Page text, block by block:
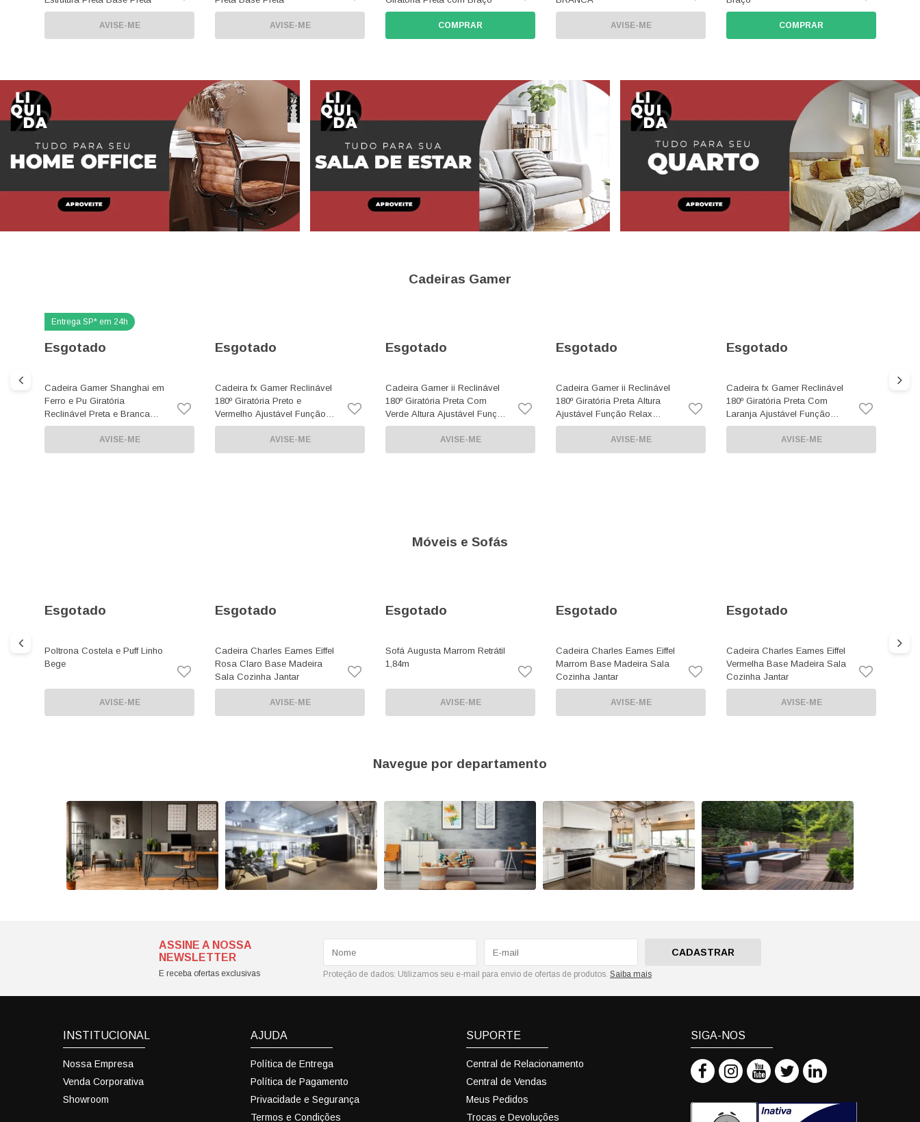
AVISE-ME AVISE-ME COMPRAR AVISE-ME COMPRAR
Cadeiras Gamer
Esgotado
Cadeira Gamer Shanghai em
Ferro e Pu Giratória
Reclinável Preta e Branca
com Braço
AVISE-ME
Esgotado
Cadeira fx Gamer Reclinável
180º Giratória Preto e
Vermelho Ajustável Função
Relax Rodas Anti Risco
AVISE-ME
Esgotado
Cadeira Gamer ii Reclinável
180º Giratória Preta Com
Verde Altura Ajustável Função
Relax
AVISE-ME
Esgotado
Cadeira Gamer ii Reclinável
180º Giratória Preta Altura
Ajustável Função Relax
Rodas Anti Risco
AVISE-ME
Esgotado
Cadeira fx Gamer Reclinável
180º Giratória Preta Com
Laranja Ajustável Função
Relax Rodas Anti Risco
AVISE-ME
Móveis e Sofás
Esgotado
Poltrona Costela e Puff Linho
Bege
AVISE-ME
Esgotado
Cadeira Charles Eames Eiffel
Rosa Claro Base Madeira
Sala Cozinha Jantar
AVISE-ME
Esgotado
Sofá Augusta Marrom Retrátil
1,84m
AVISE-ME
Esgotado
Cadeira Charles Eames Eiffel
Marrom Base Madeira Sala
Cozinha Jantar
AVISE-ME
Esgotado
Cadeira Charles Eames Eiffel
Vermelha Base Madeira Sala
Cozinha Jantar
AVISE-ME
Navegue por departamento
ASSINE A NOSSA
NEWSLETTER
E receba ofertas exclusivas
CADASTRAR
Proteção de dados: Utilizamos seu e-mail para envio de ofertas de produtos. Saiba mais
INSTITUCIONAL
Nossa Empresa
Venda Corporativa
Showroom
AJUDA
Política de Entrega
Política de Pagamento
Privacidade e Segurança
Termos e Condições
SUPORTE
Central de Relacionamento
Central de Vendas
Meus Pedidos
Trocas e Devoluções
SIGA-NOS